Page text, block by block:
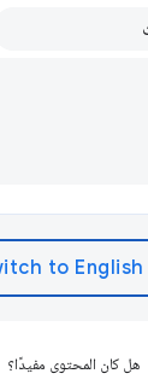
هل كان المحتوى مفيدًا؟